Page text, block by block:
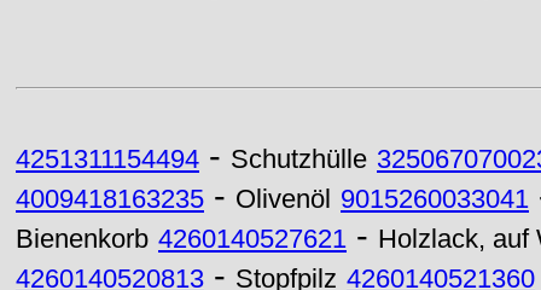
4251311154494 - Schutzhülle
4009418163235 - Olivenöl 9015260033041
Bienenkorb 4260140527621 - Holzlack, auf
4260140520813 - Stopfpilz 4260140521360